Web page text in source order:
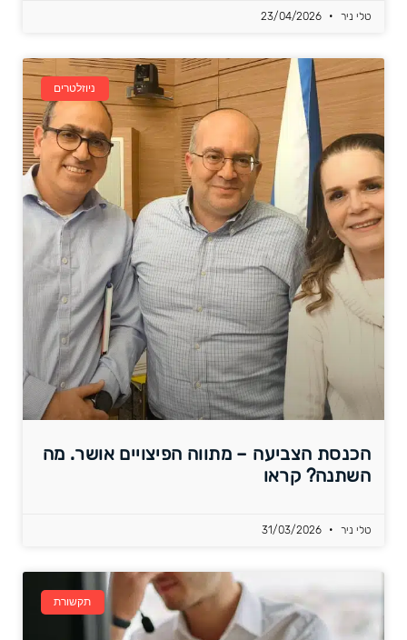
טלי ניר
ניוזלטרים
הכנסת הצביעה – מתווה הפיצויים אושר. מה
השתנה? קראו
טלי ניר
תקשורת